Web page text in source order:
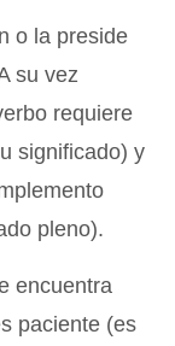
o la preside
su vez
requiere
significado) y
pleno).
encuentra
paciente (es